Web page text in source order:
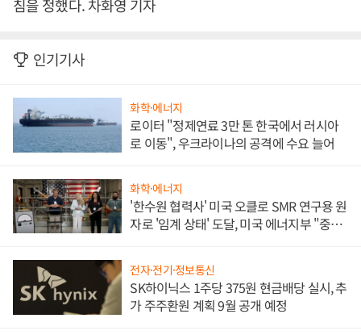
침을 정했다. 차화영 기자
인기기사
화학·에너지
로이터 "정제연료 3만 톤 한국에서 러시아
로 이동", 우크라이나의 공격에 수요 늘어
화학·에너지
'한수원 협력사' 미국 오클로 SMR 연구용 원
자로 '임계 상태' 도달, 미국 에너지부 "중요
전자·전기·정보통신
SK하이닉스 1주당 375원 현금배당 실시, 추
가 주주환원 계획 9월 공개 예정